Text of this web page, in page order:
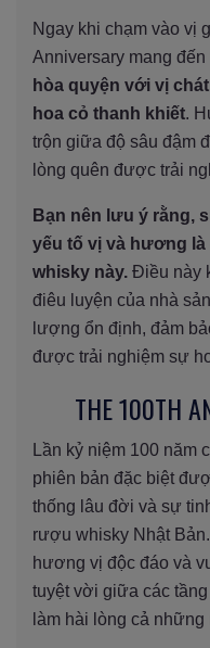
Ngay khi chạm vào vị
Anniversary mang đến
hòa quyện với vị
hoa cỏ thanh khiết.
trộn giữa độ sâu đậm
lòng quên được trải
Bạn nên lưu ý rằng,
yếu tố vị và hương là
whisky này. Điều này
điêu luyện của nhà
lượng ổn định, đảm
được trải nghiệm sự
THE 100TH
Lần kỷ niệm 100 năm
phiên bản đặc biệt
thống lâu đời và sự
rượu whisky Nhật
hương vị độc đáo và
tuyệt vời giữa các
làm hài lòng cả